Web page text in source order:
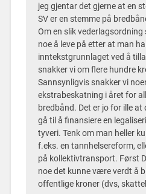
jeg gjentar det gjerne at en
SV er en stemme på
Om en slik
noe å leve på etter at man
inntekstgrunnlaget ved å
snakker vi om flere hundre
Sannsynligvis snakker vi
ekstrabeskatning i året for
bredbånd. Det er jo for ille at
gå til å finansiere en
tyveri. Tenk om man heller
f.eks. en tannhelsereform,
på kollektivtransport. Først
noe det kunne være verdt å
offentlige kroner (dvs,